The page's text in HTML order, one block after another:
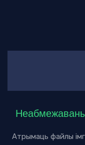
Атрымаць файлы